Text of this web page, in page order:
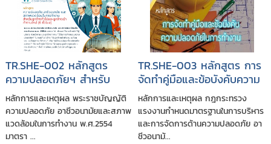
TR.SHE-002 หลักสูตร
ความปลอดภัยฯ สำหรับ
ลูกจ้างทั่วไปและลูกจ้างเข้า
ทำงานใหม่ ตาม พ.ร.บ.ความ
ปลอดภัยฯ พ.ศ. 2554
หลักการและเหตุผล พระราชบัญญัติ
ความปลอดภัย อาชีวอนามัยและสภาพ
แวดล้อมในการทำงาน พ.ศ.2554
มาตรา ...
TR.SHE-003 หลักสูตร การ
จัดทำคู่มือและข้อบังคับความ
ปลอดภัยในการทำงาน
หลักการและเหตุผล กฎกระทรวง
แรงงานกำหนดมาตรฐานในการบริหาร
และการจัดการด้านความปลอดภัย อา
ชีวอนามั...